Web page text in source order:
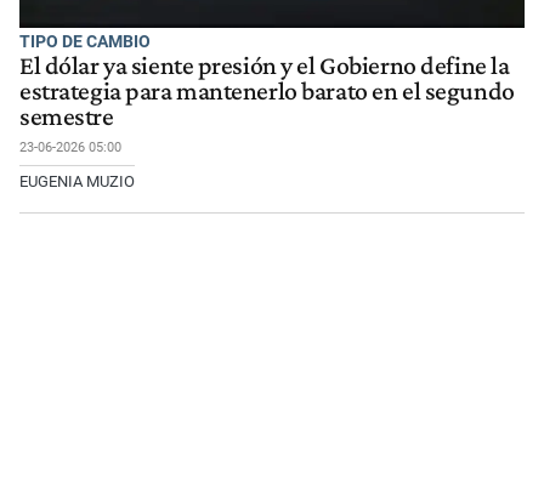
TIPO DE CAMBIO
El dólar ya siente presión y el Gobierno define la
estrategia para mantenerlo barato en el segundo
semestre
23-06-2026 05:00
EUGENIA MUZIO